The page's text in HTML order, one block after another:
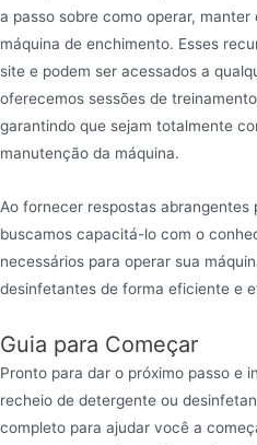
a passo sobre como operar,
máquina de enchimento. Esses
site e podem ser acessados a
oferecemos sessões de
garantindo que sejam totalmente
manutenção da máquina.
Ao fornecer respostas abrangentes
buscamos capacitá-lo com o
necessários para operar sua
desinfetantes de forma eficiente e
Guia para Começar
Pronto para dar o próximo passo e
recheio de detergente ou
completo para ajudar você a